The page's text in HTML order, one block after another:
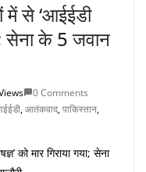
में से ‘आईईडी
सेना के 5 जवान
0 Comments
,आतंकवाद,पाकिस्तान,
को मार गिराया गया; सेना